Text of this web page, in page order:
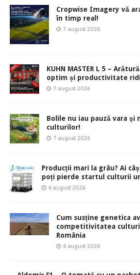
Cropwise Imagery vă
în timp real!
7 august 2026
KUHN MASTER L 5 –
optim și productivitate
7 august 2026
Bolile nu iau pauză vara și
culturilor!
7 august 2026
Producții mari la grâu? Ai
poți pierde startul culturii
6 august 2026
Cum susține genetica
competitivitatea
România
6 august 2026